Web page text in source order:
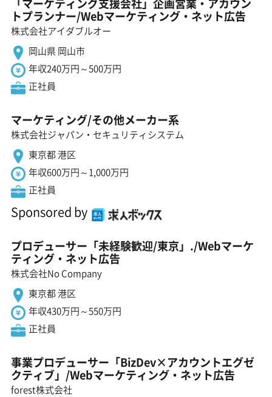
「マーケティング支援会社」企画営業・アカウン
トプランナー/Webマーケティング・ネット広告
株式会社アイダブルオー
岡山県 岡山市
年収240万円～500万円
正社員
マーケティング/その他メーカー系
株式会社ジャパン・セキュリティシステム
東京都 港区
年収600万円～1,000万円
正社員
Sponsored by
プロデューサー「未経験歓迎/東京」./Webマーケ
ティング・ネット広告
株式会社No Company
東京都 港区
年収430万円～550万円
正社員
事業プロデューサー「BizDev×アカウントエグゼ
クティブ」/Webマーケティング・ネット広告
forest株式会社